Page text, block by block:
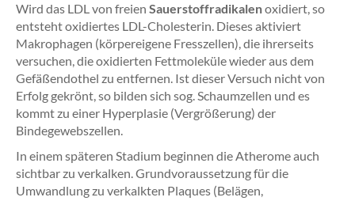
Wird das LDL von freien Sauerstoffradikalenoxidiert, so
entsteht oxidiertes LDL-Cholesterin. Dieses aktiviert
Makrophagen (körpereigene Fresszellen), die ihrerseits
versuchen, die oxidierten Fettmoleküle wieder aus dem
Gefäßendothel zu entfernen. Ist dieser Versuch nicht von
Erfolg gekrönt, so bilden sich sog. Schaumzellen und es
kommt zu einer Hyperplasie (Vergrößerung) der
Bindegewebszellen.
In einem späteren Stadium beginnen die Atherome auch
sichtbar zu verkalken. Grundvoraussetzung für die
Umwandlung zu verkalkten Plaques (Belägen,